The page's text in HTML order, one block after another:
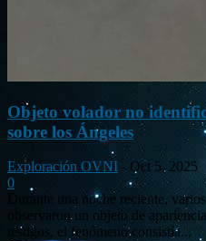
Objeto volador no
sobre los Ángeles
Exploración OVNI - Oct 5, 2025
0
Durante una noche reciente,
observaron un objeto de
testigos, el fenómeno consistía...